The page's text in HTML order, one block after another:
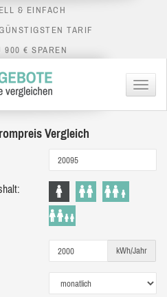
& EINFACH
TARIF
900 € SPAREN
Menü
Vergleich
kWh/Jahr